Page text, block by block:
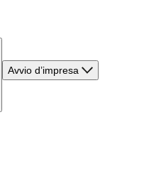
Avvio d’impresa